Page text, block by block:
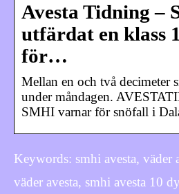
Avesta Tidning –
utfärdat en klass
för…
Mellan en och två decimeter
under måndagen.
SMHI varnar för snöfall i
Keywords: smhi avesta, väder
väder avesta, smhi avesta 10